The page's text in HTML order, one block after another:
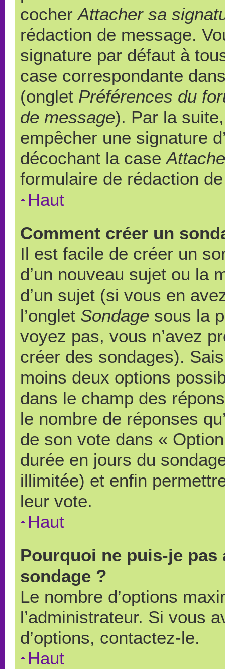
cocherAttacher sa
rédaction de message.
signature par défaut à
case correspondante
(onglet Préférences du
de message). Par la
empêcher une signature
décochant la case
formulaire de rédaction
Haut
Comment créer un
Il est facile de créer un
d’un nouveau sujet ou la
d’un sujet (si vous en
l’onglet Sondage sous la
voyez pas, vous n’avez
créer des sondages).
moins deux options
dans le champ des
le nombre de réponses
de son vote dans «
durée en jours du
illimitée) et enfin
leur vote.
Haut
Pourquoi ne puis-je
sondage ?
Le nombre d’options
l’administrateur. Si vous
d’options, contactez-le.
Haut